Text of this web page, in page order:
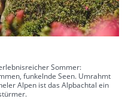
Sommer:
funkelnde Seen. Umrahmt
Alpen ist das Alpbachtal ein